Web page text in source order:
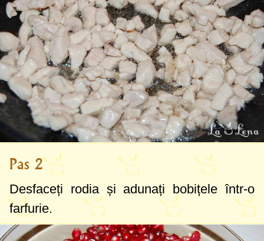
Pas 2
Desfaceți rodia și adunați bobițele într-o
farfurie.